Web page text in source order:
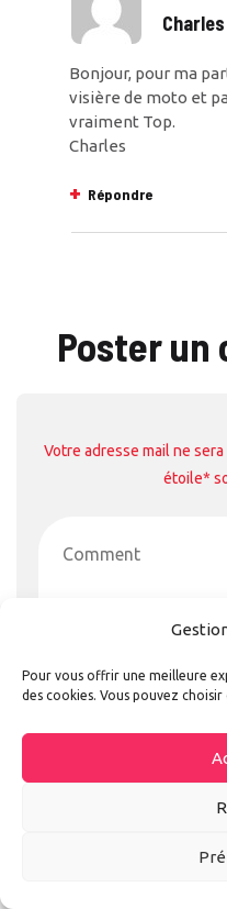
Pour vous offrir une meilleure
des cookies. Vous pouvez
Bonjour, pour ma
visière de moto et
vraiment Top.
Charles
Répondre
Poster un
Votre adresse mail ne
étoile*